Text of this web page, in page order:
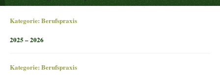
Kategorie: Berufspraxis
2025 – 2026
Kategorie: Berufspraxis